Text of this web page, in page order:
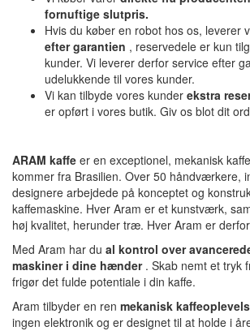
fornuftige slutpris.
Hvis du køber en robot hos os, leverer
efter garantien , reservedele er kun
kunder. Vi leverer derfor service efter
udelukkende til vores kunder.
Vi kan tilbyde vores kunder ekstra
er opført i vores butik. Giv os blot dit
ARAM kaffe er en exceptionel, mekanisk
kommer fra Brasilien. Over 50 håndværkere,
designere arbejdede på konceptet og
kaffemaskine. Hver Aram er et kunstværk,
høj kvalitet, herunder træ. Hver Aram er
Med Aram har du al kontrol over
maskiner i dine hænder. Skab nemt et tryk
frigør det fulde potentiale i din kaffe.
Aram tilbyder en ren mekanisk
ingen elektronik og er designet til at holde i